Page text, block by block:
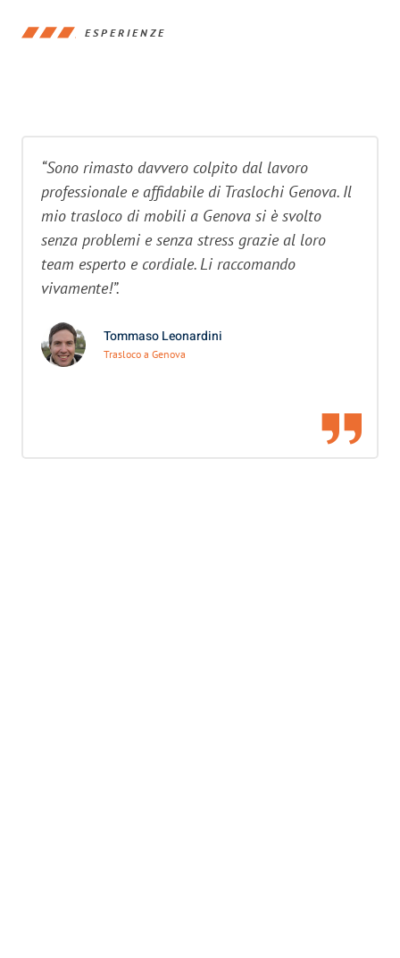
ESPERIENZE
“Sono rimasto davvero colpito dal lavoro
professionale e affidabile di Traslochi Genova. Il
mio trasloco di mobili a Genova si è svolto
senza problemi e senza stress grazie al loro
team esperto e cordiale. Li raccomando
vivamente!”.
Tommaso Leonardini
Trasloco a Genova